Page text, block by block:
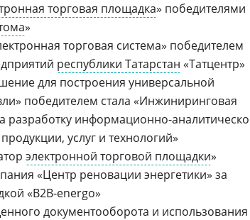
торговая площадка» победителями
»
торговая система» победителем
республики Татарстан «Татцентр»
для построения универсальной
победителем стала «Инжиниринговая
разработку информационно-
услуг и технологий»
электронной торговой площадки»
«Центр реновации энергетики» за
«B2B-energo»
документооборота и использования